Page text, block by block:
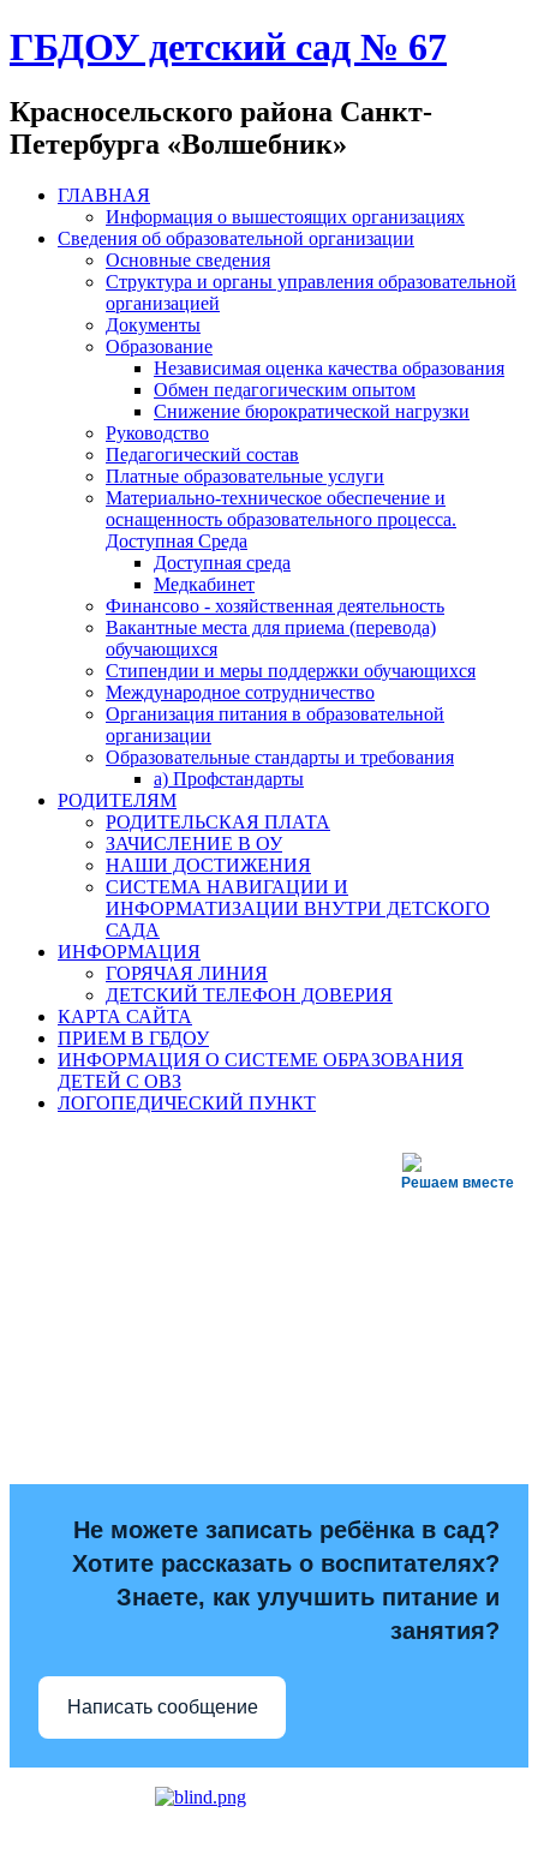
ГБДОУ детский сад № 67
Красносельского района Санкт-
Петербурга «Волшебник»
ГЛАВНАЯ
Информация о вышестоящих организациях
Сведения об образовательной организации
Основные сведения
Структура и органы управления образовательной
организацией
Документы
Образование
Независимая оценка качества образования
Обмен педагогическим опытом
Снижение бюрократической нагрузки
Руководство
Педагогический состав
Платные образовательные услуги
Материально-техническое обеспечение и
оснащенность образовательного процесса.
Доступная Среда
Доступная среда
Медкабинет
Финансово - хозяйственная деятельность
Вакантные места для приема (перевода)
обучающихся
Стипендии и меры поддержки обучающихся
Международное сотрудничество
Организация питания в образовательной
организации
Образовательные стандарты и требования
а) Профстандарты
РОДИТЕЛЯМ
РОДИТЕЛЬСКАЯ ПЛАТА
ЗАЧИСЛЕНИЕ В ОУ
НАШИ ДОСТИЖЕНИЯ
СИСТЕМА НАВИГАЦИИ И
ИНФОРМАТИЗАЦИИ ВНУТРИ ДЕТСКОГО
САДА
ИНФОРМАЦИЯ
ГОРЯЧАЯ ЛИНИЯ
ДЕТСКИЙ ТЕЛЕФОН ДОВЕРИЯ
КАРТА САЙТА
ПРИЕМ В ГБДОУ
ИНФОРМАЦИЯ О СИСТЕМЕ ОБРАЗОВАНИЯ
ДЕТЕЙ С ОВЗ
ЛОГОПЕДИЧЕСКИЙ ПУНКТ
Решаем вместе
Не можете записать ребёнка в сад?
Хотите рассказать о воспитателях?
Знаете, как улучшить питание и
занятия?
Написать сообщение